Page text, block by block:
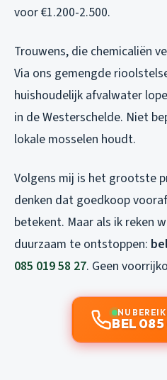
voor €1.200-2.500.
Trouwens, die chemicaliën
Via ons gemengde
huishoudelijk afvalwater
in de Westerschelde. Niet
lokale mosselen houdt.
Volgens mij is het grootste
denken dat goedkoop
betekent. Maar als ik reken
duurzaam te ontstoppen:
085 019 58 27. Geen
NU
BEL 085